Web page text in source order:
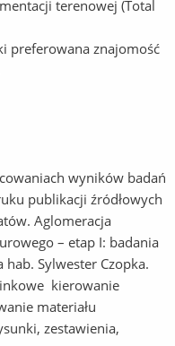
terenowej (Total
preferowana znajomość
wyników badań
publikacji źródłowych
Aglomeracja
– etap I: badania
Sylwester Czopka.
kierowanie
materiału
zestawienia,